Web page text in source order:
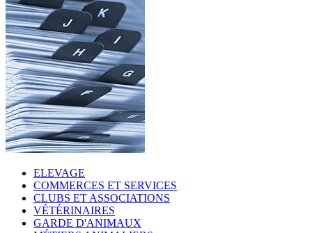
ELEVAGE
COMMERCES ET SERVICES
CLUBS ET ASSOCIATIONS
VÉTÉRINAIRES
GARDE D'ANIMAUX